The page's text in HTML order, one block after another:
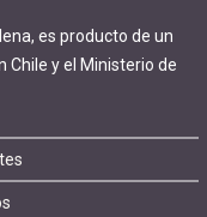
es producto de un
Chile y el Ministerio de